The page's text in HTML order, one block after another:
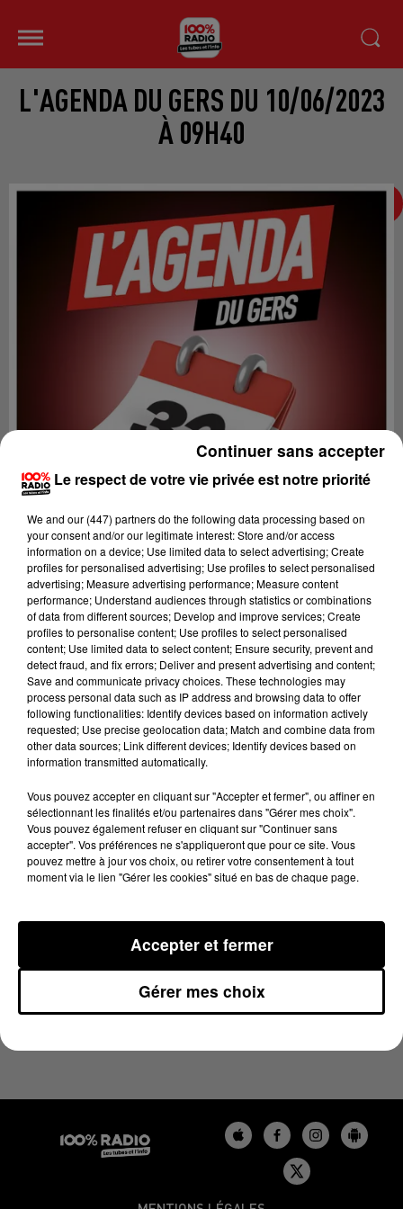
L'AGENDA DU GERS DU 10/06/2023
À 09H40
Lecture (1 min 14 sec)
100%
10 juin 2023 - 1 min 14 sec
L'AGENDA DU GERS DU 10/06/2023 À 09H40
Le respect de votre vie privée est notre priorité
We and our (447) partnersdo the following data processing based on
your consent and/or our legitimate interest: Store and/or access
information on a device; Use limited data to select advertising; Create
profiles for personalised advertising; Use profiles to select personalised
advertising; Measure advertising performance; Measure content
performance; Understand audiences through statistics or combinations
of data from different sources; Develop and improve services; Create
profiles to personalise content; Use profiles to select personalised
content; Use limited data to select content; Ensure security, prevent and
detect fraud, and fix errors; Deliver and present advertising and content;
Save and communicate privacy choices. These technologies may
process personal data such as IP address and browsing data to offer
following functionalities: Identify devices based on information actively
requested; Use precise geolocation data; Match and combine data from
other data sources; Link different devices; Identify devices based on
information transmitted automatically.
Vous pouvez accepter en cliquant sur "Accepter et fermer", ou affiner en
sélectionnant les finalités et/ou partenaires dans "Gérer mes choix".
Vous pouvez également refuser en cliquant sur "Continuer sans
accepter". Vos préférences ne s'appliqueront que pour ce site. Vous
pouvez mettre à jour vos choix, ou retirer votre consentement à tout
moment via le lien "Gérer les cookies" situé en bas de chaque page.
Gérer mes choix
Accepter et fermer
Continuer sans accepter